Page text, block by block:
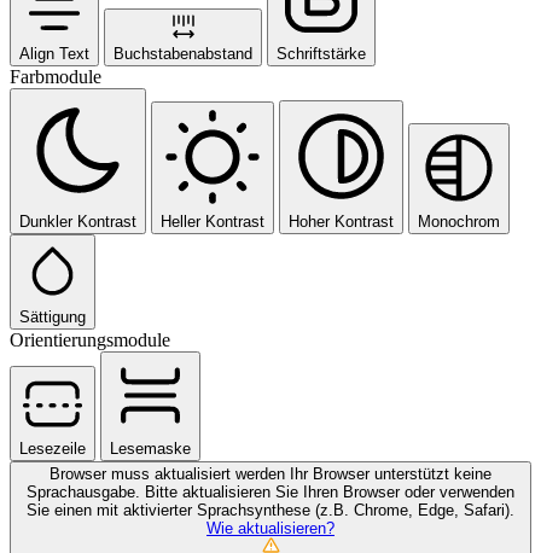
Align Text Buchstabenabstand Schriftstärke
Farbmodule
Dunkler Kontrast Heller Kontrast Hoher Kontrast Monochrom
Sättigung
Orientierungsmodule
Lesezeile
Lesemaske
Browser muss aktualisiert werden
Ihr Browser unterstützt keine
Sprachausgabe. Bitte aktualisieren Sie Ihren Browser oder verwenden
Sie einen mit aktivierter Sprachsynthese (z.B. Chrome, Edge, Safari).
Wie aktualisieren?